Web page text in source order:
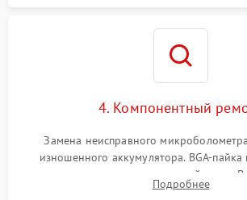
4. Компонентный
Замена неисправного
изношенного аккумулятора. BGA-
контроллеров на материнской плате.
разъемов и кнопок, замена
Подробнее